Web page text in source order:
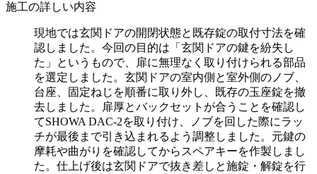
施工の詳しい内容
現地では玄関ドアの開閉状態と既存錠の取付寸法を確
認しました。今回の目的は「玄関ドアの鍵を紛失し
た」というもので、扉に無理なく取り付けられる部品
を選定しました。玄関ドアの室内側と室外側のノブ、
台座、固定ねじを順番に取り外し、既存の玉座錠を撤
去しました。扉厚とバックセットが合うことを確認し
てSHOWA DAC-2を取り付け、ノブを回した際にラッ
チが最後まで引き込まれるよう調整しました。元鍵の
摩耗や曲がりを確認してからスペアキーを作製しまし
た。仕上げ後は玄関ドアで抜き差しと施錠・解錠を行